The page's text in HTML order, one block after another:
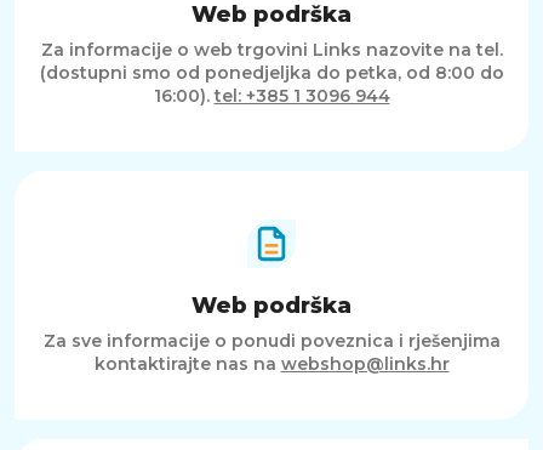
Web podrška
Za informacije o web trgovini Links nazovite na tel.
(dostupni smo od ponedjeljka do petka, od 8:00 do
16:00).tel: +385 1 3096 944
Web podrška
Za sve informacije o ponudi poveznica i rješenjima
kontaktirajte nas na webshop@links.hr